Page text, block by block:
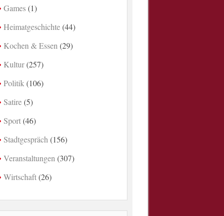
Games(1)
Heimatgeschichte(44)
Kochen & Essen (29)
Kultur(257)
Politik (106)
Satire(5)
Sport(46)
Stadtgespräch (156)
Veranstaltungen (307)
Wirtschaft(26)